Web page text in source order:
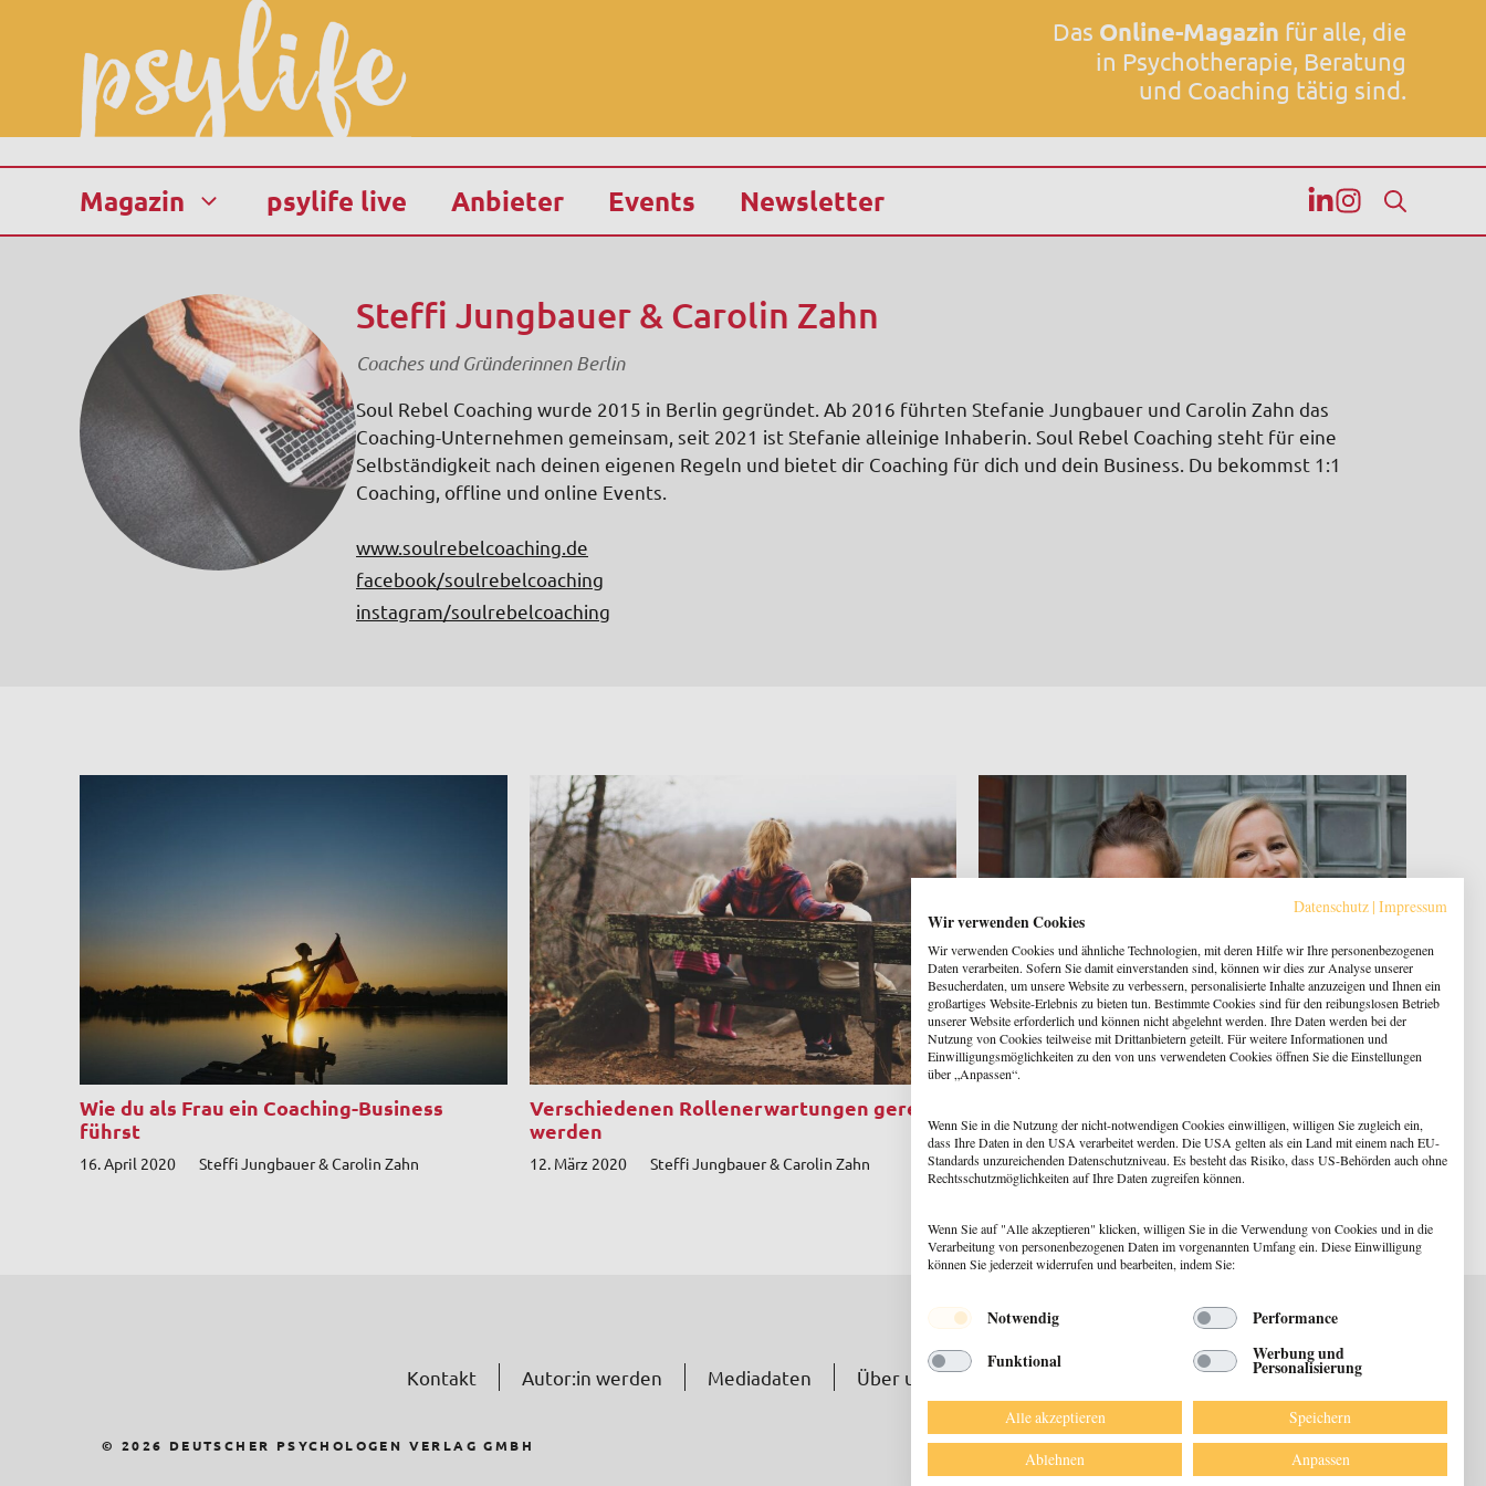
Das Online-Magazin für alle, die
in Psychotherapie, Beratung
und Coaching tätig sind.
Magazin psylife live Anbieter Events Newsletter
Steffi Jungbauer & Carolin Zahn
Coaches und Gründerinnen Berlin
Soul Rebel Coaching wurde 2015 in Berlin gegründet. Ab 2016 führten Stefanie Jungbauer und Carolin Zahn das
Coaching-Unternehmen gemeinsam, seit 2021 ist Stefanie alleinige Inhaberin. Soul Rebel Coaching steht für eine
Selbständigkeit nach deinen eigenen Regeln und bietet dir Coaching für dich und dein Business. Du bekommst 1:1
Coaching, offline und online Events.
www.soulrebelcoaching.de
facebook/soulrebelcoaching
instagram/soulrebelcoaching
Wie du als Frau ein Coaching-Business
führst
16. April 2020 Steffi Jungbauer & Carolin Zahn
Verschiedenen Rollenerwartungen gerecht
werden
12. März 2020 Steffi Jungbauer & Carolin Zahn
18. Juni 2019 Steffi Jungbauer & Carolin Zahn
Kontakt Autor:in werden Mediadaten Über uns
© 2026 DEUTSCHER PSYCHOLOGEN VERLAG GMBH DATENSCHUTZ IMPRESSUM AGB
Datenschutz | Impressum
Wir verwenden Cookies
Wir verwenden Cookies und ähnliche Technologien, mit deren Hilfe wir Ihre personenbezogenen
Daten verarbeiten. Sofern Sie damit einverstanden sind, können wir dies zur Analyse unserer
Besucherdaten, um unsere Website zu verbessern, personalisierte Inhalte anzuzeigen und Ihnen ein
großartiges Website-Erlebnis zu bieten tun. Bestimmte Cookies sind für den reibungslosen Betrieb
unserer Website erforderlich und können nicht abgelehnt werden. Ihre Daten werden bei der
Nutzung von Cookies teilweise mit Drittanbietern geteilt. Für weitere Informationen und
Einwilligungsmöglichkeiten zu den von uns verwendeten Cookies öffnen Sie die Einstellungen
über „Anpassen“.
Wenn Sie in die Nutzung der nicht-notwendigen Cookies einwilligen, willigen Sie zugleich ein,
dass Ihre Daten in den USA verarbeitet werden. Die USA gelten als ein Land mit einem nach EU-
Standards unzureichenden Datenschutzniveau. Es besteht das Risiko, dass US-Behörden auch ohne
Rechtsschutzmöglichkeiten auf Ihre Daten zugreifen können.
Wenn Sie auf "Alle akzeptieren" klicken, willigen Sie in die Verwendung von Cookies und in die
Verarbeitung von personenbezogenen Daten im vorgenannten Umfang ein. Diese Einwilligung
können Sie jederzeit widerrufen und bearbeiten, indem Sie:
Notwendig
Performance
Funktional
Werbung und
Personalisierung
Alle akzeptieren
Speichern
Ablehnen
Anpassen